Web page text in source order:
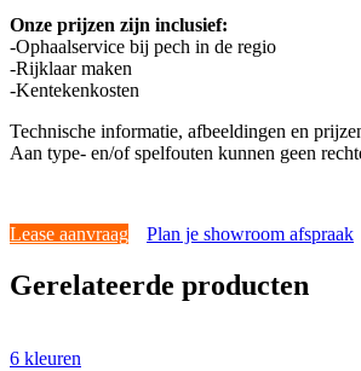
Onze prijzen zijn inclusief:
-Ophaalservice bij pech in de regio
-Rijklaar maken
-Kentekenkosten
Technische informatie, afbeeldingen en
Aan type- en/of spelfouten kunnen geen
Lease aanvraag Plan je showroom afspraak
Gerelateerde producten
6 kleuren